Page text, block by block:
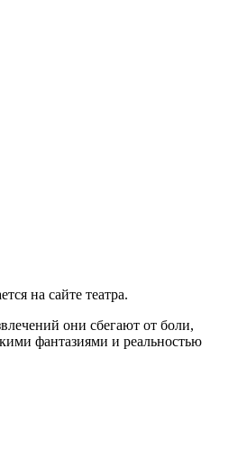
на сайте театра.
они сбегают от боли,
фантазиями и реальностью